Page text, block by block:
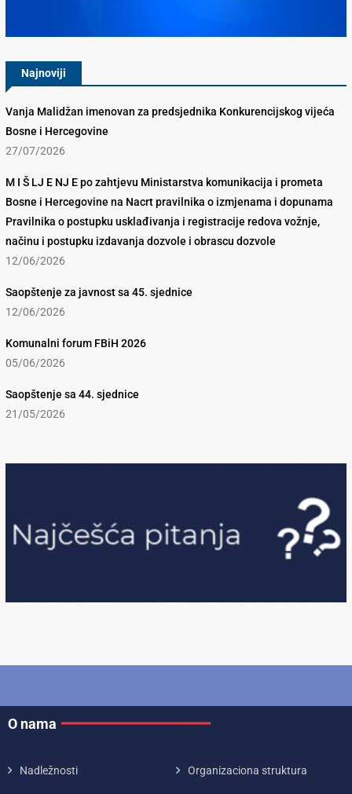
Najnoviji
Vanja Malidžan imenovan za predsjednika Konkurencijskog vijeća
Bosne i Hercegovine
27/07/2026
M I Š LJ E NJ E po zahtjevu Ministarstva komunikacija i prometa
Bosne i Hercegovine na Nacrt pravilnika o izmjenama i dopunama
Pravilnika o postupku usklađivanja i registracije redova vožnje,
načinu i postupku izdavanja dozvole i obrascu dozvole
12/06/2026
Saopštenje za javnost sa 45. sjednice
12/06/2026
Komunalni forum FBiH 2026
05/06/2026
Saopštenje sa 44. sjednice
21/05/2026
O nama
Nadležnosti Organizaciona struktura